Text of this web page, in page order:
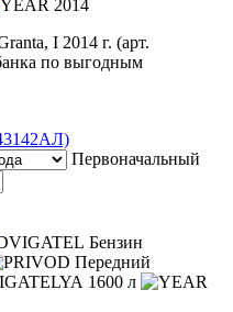
2014
Первоначальный
Бензин
Передний
1600 л